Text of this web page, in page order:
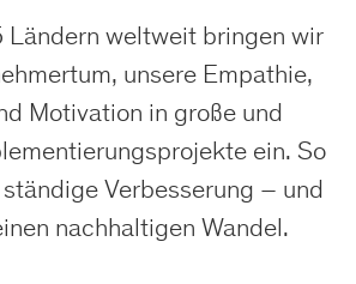
Ländern weltweit bringen wir
unsere Empathie,
Motivation in große und
ein. So
Verbesserung – und
nachhaltigen Wandel.